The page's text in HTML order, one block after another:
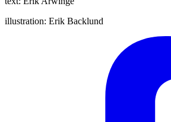
illustration: Erik Backlund